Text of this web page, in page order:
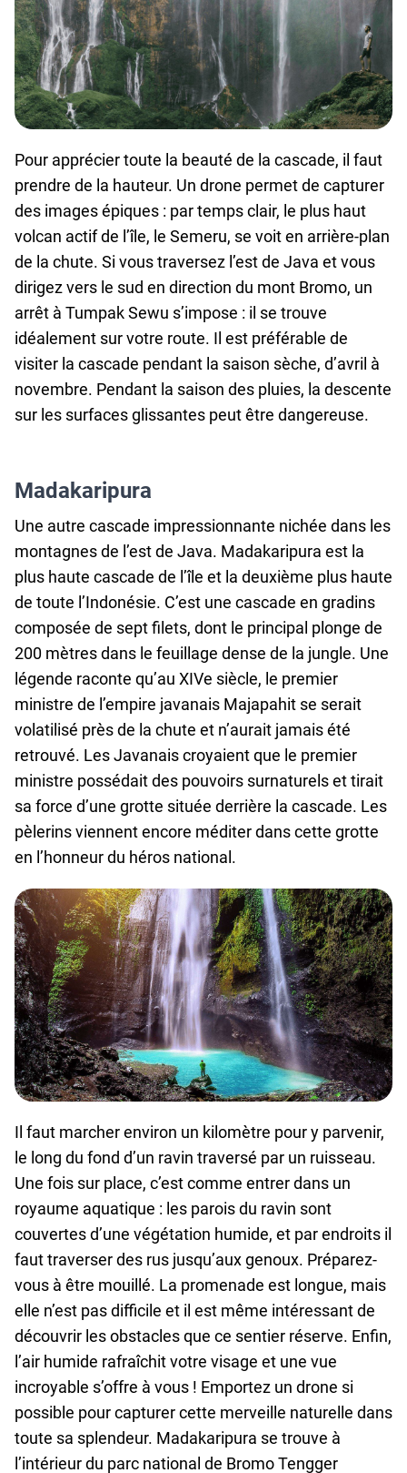
Pour apprécier toute la beauté de la cascade, il faut
prendre de la hauteur. Un drone permet de capturer
des images épiques : par temps clair, le plus haut
volcan actif de l’île, le Semeru, se voit en arrière-plan
de la chute. Si vous traversez l’est de Java et vous
dirigez vers le sud en direction du mont Bromo, un
arrêt à Tumpak Sewu s’impose : il se trouve
idéalement sur votre route. Il est préférable de
visiter la cascade pendant la saison sèche, d’avril à
novembre. Pendant la saison des pluies, la descente
sur les surfaces glissantes peut être dangereuse.
Madakaripura
Une autre cascade impressionnante nichée dans les
montagnes de l’est de Java. Madakaripura est la
plus haute cascade de l’île et la deuxième plus haute
de toute l’Indonésie. C’est une cascade en gradins
composée de sept filets, dont le principal plonge de
200 mètres dans le feuillage dense de la jungle. Une
légende raconte qu’au XIVe siècle, le premier
ministre de l’empire javanais Majapahit se serait
volatilisé près de la chute et n’aurait jamais été
retrouvé. Les Javanais croyaient que le premier
ministre possédait des pouvoirs surnaturels et tirait
sa force d’une grotte située derrière la cascade. Les
pèlerins viennent encore méditer dans cette grotte
en l’honneur du héros national.
Il faut marcher environ un kilomètre pour y parvenir,
le long du fond d’un ravin traversé par un ruisseau.
Une fois sur place, c’est comme entrer dans un
royaume aquatique : les parois du ravin sont
couvertes d’une végétation humide, et par endroits il
faut traverser des rus jusqu’aux genoux. Préparez-
vous à être mouillé. La promenade est longue, mais
elle n’est pas difficile et il est même intéressant de
découvrir les obstacles que ce sentier réserve. Enfin,
l’air humide rafraîchit votre visage et une vue
incroyable s’offre à vous ! Emportez un drone si
possible pour capturer cette merveille naturelle dans
toute sa splendeur. Madakaripura se trouve à
l’intérieur du parc national de Bromo Tengger